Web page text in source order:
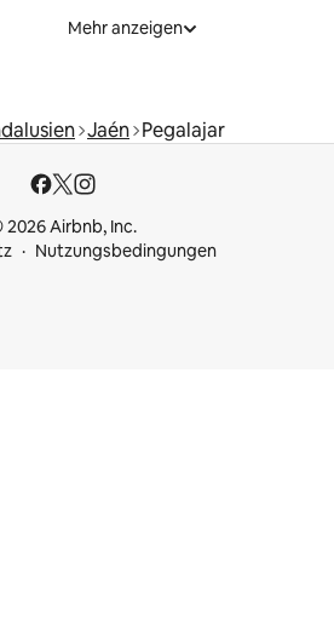
Mehr anzeigen
Jaén Pegalajar
2026 Airbnb, Inc.
Nutzungsbedingungen